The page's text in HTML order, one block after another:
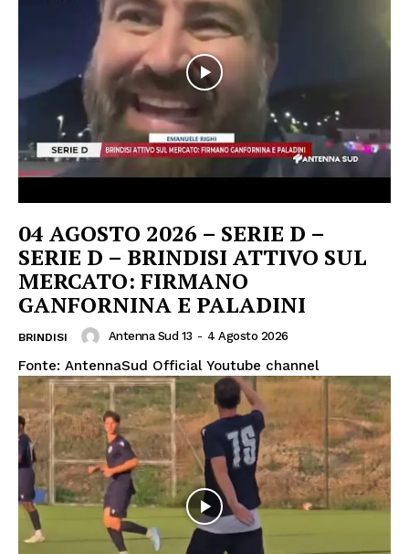
04 AGOSTO 2026 – SERIE D –
SERIE D – BRINDISI ATTIVO SUL
MERCATO: FIRMANO
GANFORNINA E PALADINI
BRINDISI Antenna Sud 13 - 4 Agosto 2026
Fonte: AntennaSud Official Youtube channel